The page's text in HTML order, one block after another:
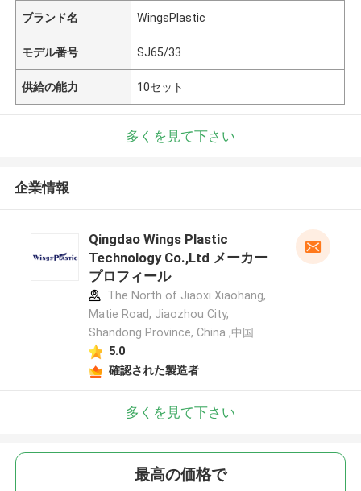
ブランド名 WingsPlastic
モデル番号 SJ65/33
供給の能力 10セット
多くを見て下さい
企業情報
Qingdao Wings Plastic
Technology Co.,Ltd メーカー
プロフィール
The North of Jiaoxi Xiaohang,
Matie Road, Jiaozhou City,
Shandong Province, China ,中国
5.0
確認された製造者
多くを見て下さい
最高の価格で